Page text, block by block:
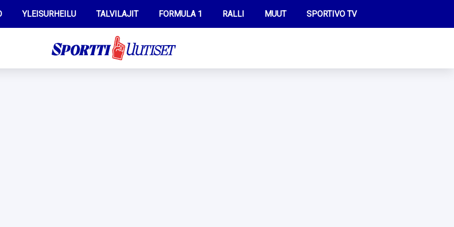
YLEISURHEILU TALVILAJIT FORMULA 1 RALLI MUUT SPORTIVO TV